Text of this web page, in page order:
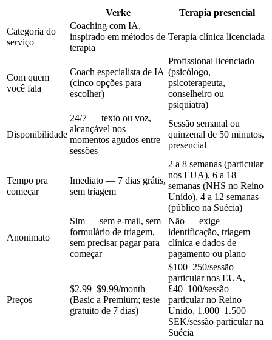
Verke
Terapia presencial
Categoria do
serviço
Coaching com IA,
inspirado em métodos de
terapia
Terapia clínica licenciada
Com quem
você fala
Coach especialista de IA
(cinco opções para
escolher)
Profissional licenciado
(psicólogo,
psicoterapeuta,
conselheiro ou
psiquiatra)
Disponibilidade
24/7 — texto ou voz,
alcançável nos
momentos agudos entre
sessões
Sessão semanal ou
quinzenal de 50 minutos,
presencial
Tempo pra
começar
Imediato — 7 dias grátis,
sem triagem
2 a 8 semanas (particular
nos EUA), 6 a 18
semanas (NHS no Reino
Unido), 4 a 12 semanas
(público na Suécia)
Anonimato
Sim — sem e-mail, sem
formulário de triagem,
sem precisar pagar para
começar
Não — exige
identificação, triagem
clínica e dados de
pagamento ou plano
Preços
$2.99–$9.99/month
(Basic a Premium; teste
gratuito de 7 dias)
$100–250/sessão
particular nos EUA,
£40–100/sessão
particular no Reino
Unido, 1.000–1.500
SEK/sessão particular na
Suécia